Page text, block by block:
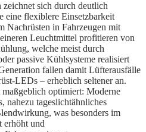
sich durch deutlich
eine flexiblere Einsetzbarkeit
Nachrüsten in Fahrzeugen mit
Leuchtmittel profitieren von
welche meist durch
passive Kühlsysteme realisiert
fallen damit Lüfterausfälle
LEDs – erheblich seltener an.
optimiert: Moderne
nahezu tageslichtähnliches
was besonders im
erhöht und